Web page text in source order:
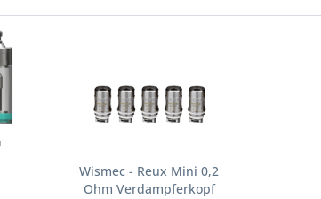
Wismec - Reux Mini 0,2
Ohm Verdampferkopf